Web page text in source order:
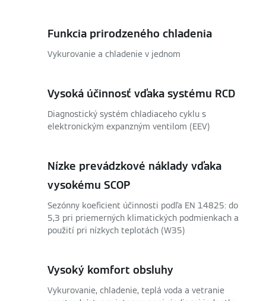
Funkcia prirodzeného chladenia
Vykurovanie a chladenie v jednom
Vysoká účinnosť vďaka systému RCD
Diagnostický systém chladiaceho cyklu s
elektronickým expanzným ventilom (EEV)
Nízke prevádzkové náklady vďaka
vysokému SCOP
Sezónny koeficient účinnosti podľa EN 14825: do
5,3 pri priemerných klimatických podmienkach a
použití pri nízkych teplotách (W35)
Vysoký komfort obsluhy
Vykurovanie, chladenie, teplá voda a vetranie